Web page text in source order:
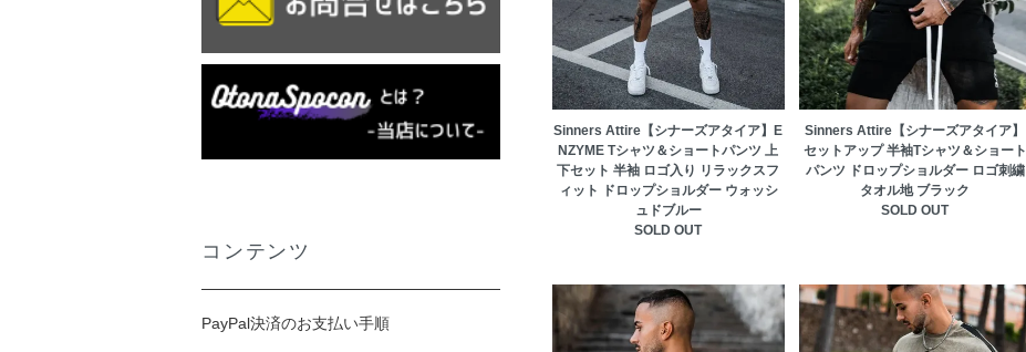
Sinners Attire【シナーズアタイア】E
NZYME Tシャツ＆ショートパンツ 上
下セット 半袖 ロゴ入り リラックスフ
ィット ドロップショルダー ウォッシ
ュドブルー
SOLD OUT
Sinners Attire【シナーズアタイア】
セットアップ 半袖Tシャツ＆ショート
パンツ ドロップショルダー ロゴ刺繍
タオル地 ブラック
SOLD OUT
コンテンツ
PayPal決済のお支払い手順